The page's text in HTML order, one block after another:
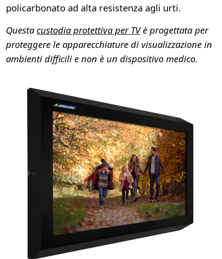
policarbonato ad alta resistenza agli urti.
Questa custodia protettiva per TVè progettata per
proteggere le apparecchiature di visualizzazione in
ambienti difficili e non è un dispositivo medico.